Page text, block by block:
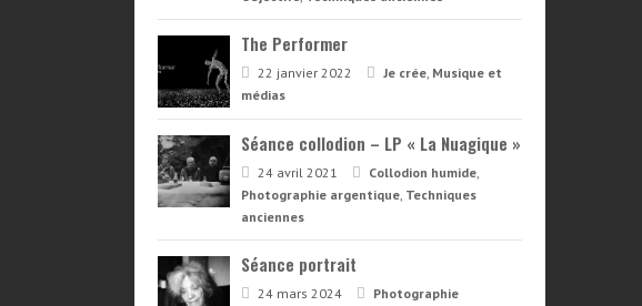
The Performer
22 janvier 2022 Je crée, Musique et
médias
Séance collodion – LP « La Nuagique »
24 avril 2021 Collodion humide,
Photographie argentique, Techniques
anciennes
Séance portrait
24 mars 2024
Photographie